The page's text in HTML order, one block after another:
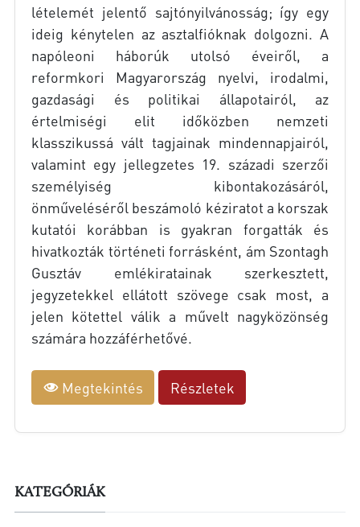
lételemét jelentő sajtónyilvánosság; így egy
ideig kénytelen az asztalfióknak dolgozni. A
napóleoni háborúk utolsó éveiről, a
reformkori Magyarország nyelvi, irodalmi,
gazdasági és politikai állapotairól, az
értelmiségi elit időközben nemzeti
klasszikussá vált tagjainak mindennapjairól,
valamint egy jellegzetes 19. századi szerzői
személyiség kibontakozásáról,
önműveléséről beszámoló kéziratot a korszak
kutatói korábban is gyakran forgatták és
hivatkozták történeti forrásként, ám Szontagh
Gusztáv emlékiratainak szerkesztett,
jegyzetekkel ellátott szövege csak most, a
jelen kötettel válik a művelt nagyközönség
számára hozzáférhetővé.
Megtekintés Részletek
KATEGÓRIÁK